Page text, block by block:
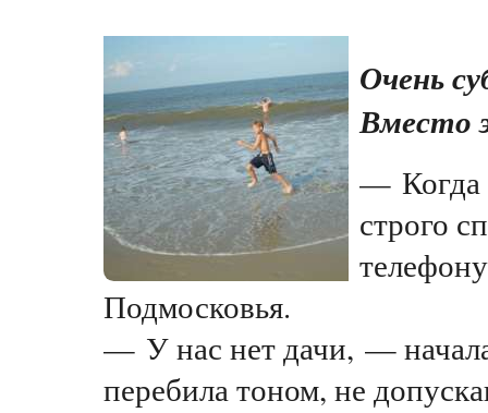
Очень
Вместо
— Когда
строго
Подмосковья.
— У нас нет дачи, —
перебила тоном, не